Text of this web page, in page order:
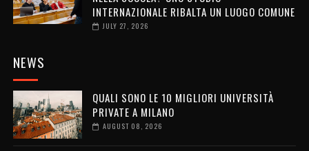
INTERNAZIONALE RIBALTA UN LUOGO COMUNE
JULY 27, 2026
NEWS
QUALI SONO LE 10 MIGLIORI UNIVERSITÀ
PRIVATE A MILANO
AUGUST 08, 2026